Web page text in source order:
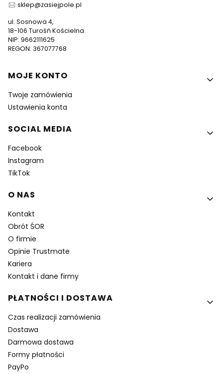
sklep@zasiejpole.pl
ul. Sosnowa 4,
18-106 Turośń Kościelna
NIP: 9662111625
REGON: 367077768
Linki w stopce
MOJE KONTO
Twoje zamówienia
Ustawienia konta
SOCIAL MEDIA
Facebook
Instagram
TikTok
O NAS
Kontakt
Obrót ŚOR
O firmie
Opinie Trustmate
Kariera
Kontakt i dane firmy
PŁATNOŚCI I DOSTAWA
Czas realizacji zamówienia
Dostawa
Darmowa dostawa
Formy płatności
PayPo